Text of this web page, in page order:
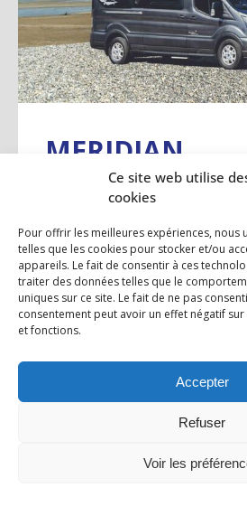
Ce site web utilise
cookies
Pour offrir les meilleures expériences, nous
telles que les cookies pour stocker et/ou
appareils. Le fait de consentir à ces
traiter des données telles que le
uniques sur ce site. Le fait de ne pas
consentement peut avoir un effet négatif
et fonctions.
Accepter
Refuser
Voir les
MERIDIAN
D’une longueur de 6
aménagé 2 ou 4 places
relevable XXL en option
À partir de 87 716,00 €